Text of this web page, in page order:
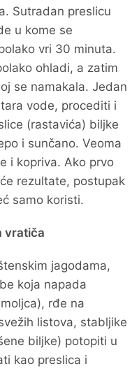
Sutradan preslicu
u kome se
vri 30 minuta.
ohladi, a zatim
se namakala. Jedan
vode, procediti i
(rastavića) biljke
i sunčano. Veoma
i kopriva. Ako prvo
rezultate, postupak
samo koristi.
vratiča
jagodama,
koja napada
rđe na
listova, stabljike
biljke) potopiti u
kao preslica i